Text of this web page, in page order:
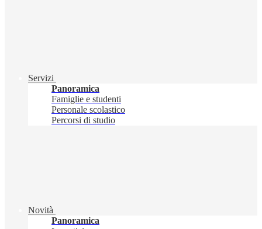
Servizi
Panoramica
Famiglie e studenti
Personale scolastico
Percorsi di studio
Novità
Panoramica